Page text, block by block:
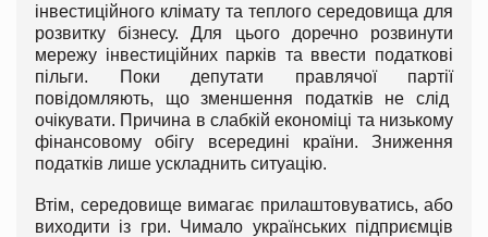
інвестиційного клімату та теплого середовища для
розвитку бізнесу. Для цього доречно розвинути
мережу інвестиційних парків та ввести податкові
пільги. Поки депутати правлячої партії
повідомляють, що зменшення податків не слід
очікувати. Причина в слабкій економіці та низькому
фінансовому обігу всередині країни. Зниження
податків лише ускладнить ситуацію.
Втім, середовище вимагає прилаштовуватись, або
виходити із гри. Чимало українських підприємців